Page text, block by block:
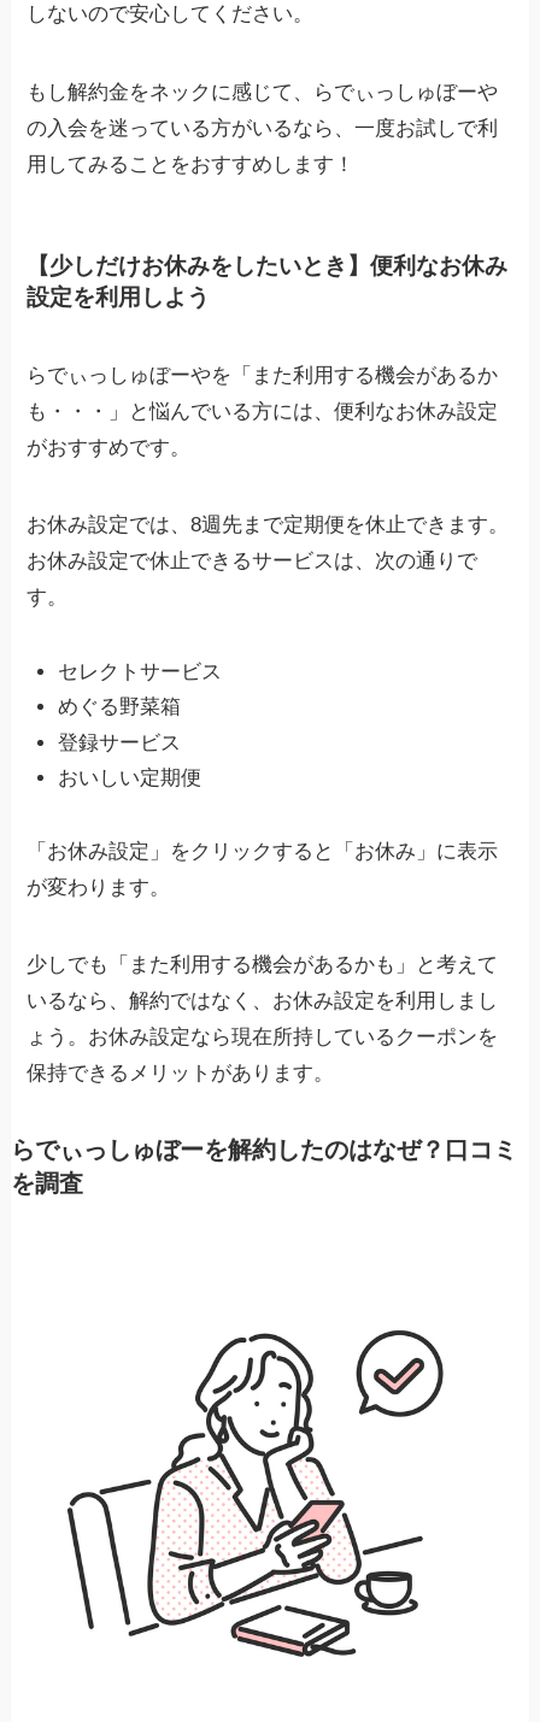
しないので安心してください。
もし解約金をネックに感じて、らでぃっしゅぼーや
の入会を迷っている方がいるなら、一度お試しで利
用してみることをおすすめします！
【少しだけお休みをしたいとき】便利なお休み
設定を利用しよう
らでぃっしゅぼーやを「また利用する機会があるか
も・・・」と悩んでいる方には、便利なお休み設定
がおすすめです。
お休み設定では、8週先まで定期便を休止できます。
お休み設定で休止できるサービスは、次の通りで
す。
セレクトサービス
めぐる野菜箱
登録サービス
おいしい定期便
「お休み設定」をクリックすると「お休み」に表示
が変わります。
少しでも「また利用する機会があるかも」と考えて
いるなら、解約ではなく、お休み設定を利用しまし
ょう。お休み設定なら現在所持しているクーポンを
保持できるメリットがあります。
らでぃっしゅぼーを解約したのはなぜ？口コミ
を調査